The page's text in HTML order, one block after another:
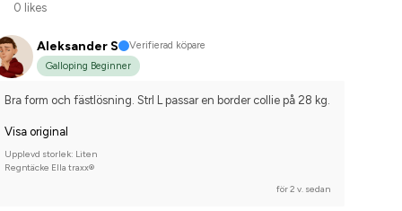
0 likes
Aleksander S
Verifierad köpare
Galloping Beginner
Bra form och fästlösning. Strl L passar en border collie på 28 kg.
Visa original
Upplevd storlek: Liten
Regntäcke Ella traxx®
för 2 v. sedan